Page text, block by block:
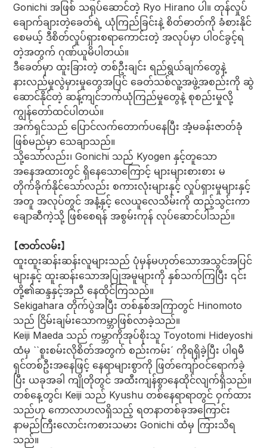
Gonichi အဖြစ် သရုပ်ဆောင်တဲ့ Ryo Hirano ပါ။ တုန်လှုပ်
ချောက်ချားတဲ့ခေတ်ရဲ့ ယုံကြည်ခြင်းနဲ့ စိတ်ဓာတ်ကို ခံစားနိုင်
စေမယ့် ဒီစိတ်လှုပ်ရှားစရာကောင်းတဲ့ အလုပ်မှာ ပါဝင်ခွင့်ရ
တဲ့အတွက် ဂုဏ်ယူမိပါတယ်။
ဒီခေတ်မှာ ထူးခြားတဲ့ တစ်ဦးချင်း ရည်ရွယ်ချက်တွေနဲ့
နားလည်မှုလွဲမှားမှုတွေအပြင် ခေတ်သစ်လူ့အဖွဲ့အစည်းကို ဆွဲ
ဆောင်နိုင်တဲ့ ဆန့်ကျင်ဘက်ယုံကြည်မှုတွေနဲ့ စုစည်းမှုလို့
ကျွန်တော်ထင်ပါတယ်။
အက်ရှင်သည် ပြောင်လက်တောက်ပနေပြီး အံ့မခန်းဇာတ်ခုံ
ဖြစ်မည်မှာ သေချာသည်။
သို့သော်လည်း၊ Gonichi သည် Kyogen နှင့်တူသော
အနေအထားတွင် ရှိနေသောကြောင့် များများစားစား မ
တိုက်ခိုက်နိုင်သော်လည်း စကားလုံးများနှင့် လှုပ်ရှားမှုများနှင့်
အတူ အလုပ်တွင် အနံ့နှင့် လေယူလေသိမ်းကို ထည့်သွင်းကာ
ချောဆီကဲ့သို့ ဖြစ်စေရန် အစွမ်းကုန် လုပ်ဆောင်ပါသည်။
【ဇာတ်လမ်း】
ထူးထူးဆန်းဆန်းလူများသည် ပုံမှန်မဟုတ်သောအသွင်အပြင်
များနှင့် ထူးဆန်းသောအပြုအမူများကို နှစ်သက်ကြပြီး ၎င်း
တို့၏ဆန္ဒနှင့်အညီ နေထိုင်ကြသည်။
Sekigahara တိုက်ပွဲအပြီး တစ်နှစ်အကြာတွင် Hinomoto
သည် ငြိမ်းချမ်းသောကမ္ဘာဖြစ်လာခဲ့သည်။
Keiji Maeda သည် ကမ္ဘာကိုအုပ်စိုးသူ Toyotomi Hideyoshi
ထံမှ ``စူးစမ်းလိုစိတ်အတွက် စည်းကမ်း´ ကိုရရှိခဲ့ပြီး ပါရမီ
ရှင်တစ်ဦးအနေဖြင့် နေရာများစွာကို ဖြတ်ကျော်ဝင်ရောက်ခဲ့
ပြီး ယခုအခါ ကျိုတိုတွင် အထီးကျန်စွာနေထိုင်လျက်ရှိသည်။
တစ်နေ့တွင်၊ Keiji သည် Kyushu တစ်နေရာရာတွင် ဝှက်ထား
သည်ဟု ကောလာဟလရှိသည့် ရတနာတစ်ခုအကြောင်း
နာမည်ကြီးလောင်းကစားသမား Gonichi ထံမှ ကြားသိရ
သည်။